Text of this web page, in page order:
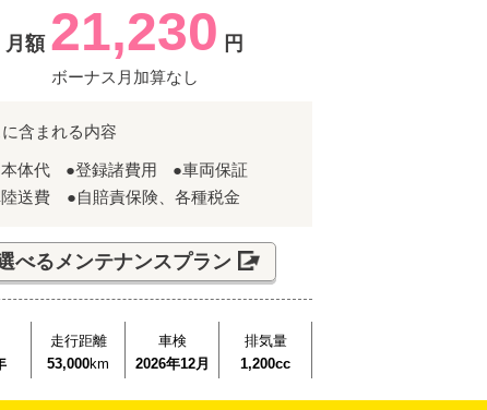
月額 21,230 円
ボーナス月加算なし
に含まれる内容
体代 ●登録諸費用
●車両保証
送費 ●自賠責保険、各種税金
べるメンテナンスプラン
走行距離
53,000km
車検
2026年12月
排気量
1,200cc